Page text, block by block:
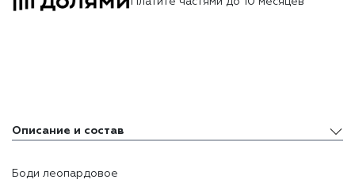
Описание и состав
Доставка и оплата
Боди леопардовое